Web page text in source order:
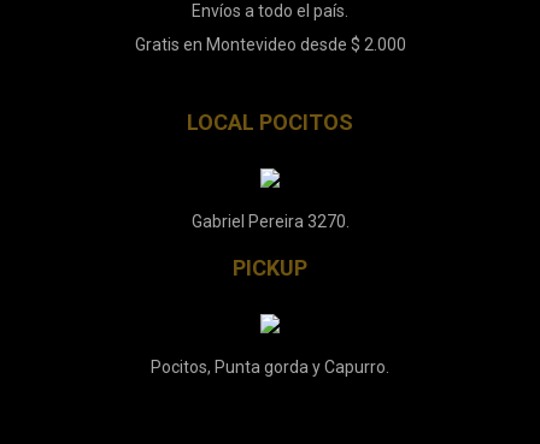
Envíos a todo el país.
Gratis en Montevideo desde $ 2.000
LOCAL POCITOS
Gabriel Pereira 3270.
PICKUP
Pocitos, Punta gorda y Capurro.